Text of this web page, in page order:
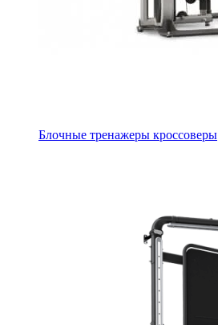
Блочные тренажеры кроссоверы